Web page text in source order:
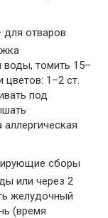
для отваров
воды, томить 15–
цветов: 1–2 ст.
под
сборы
или через 2
желудочный
(время